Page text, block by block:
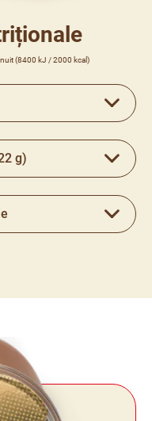
(8400 kJ / 2000 kcal)
g)